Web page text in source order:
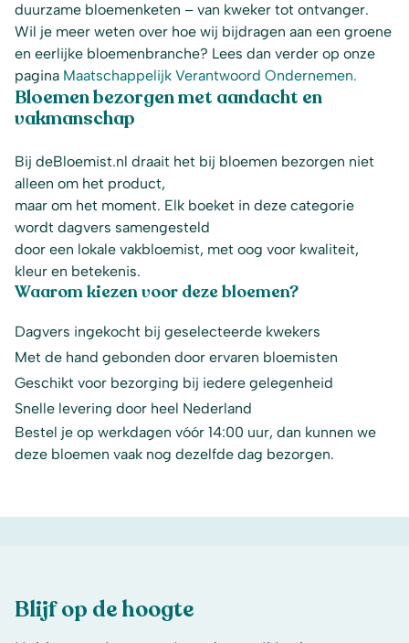
duurzame bloemenketen – van kweker tot ontvanger.
Wil je meer weten over hoe wij bijdragen aan een groene
en eerlijke bloemenbranche? Lees dan verder op onze
pagina Maatschappelijk Verantwoord Ondernemen.
Bloemen bezorgen met aandacht en
vakmanschap
Bij deBloemist.nl draait het bij bloemen bezorgen niet
alleen om het product,
maar om het moment. Elk boeket in deze categorie
wordt dagvers samengesteld
door een lokale vakbloemist, met oog voor kwaliteit,
kleur en betekenis.
Waarom kiezen voor deze bloemen?
Dagvers ingekocht bij geselecteerde kwekers
Met de hand gebonden door ervaren bloemisten
Geschikt voor bezorging bij iedere gelegenheid
Snelle levering door heel Nederland
Bestel je op werkdagen vóór 14:00 uur, dan kunnen we
deze bloemen vaak nog dezelfde dag bezorgen.
Blijf op de hoogte